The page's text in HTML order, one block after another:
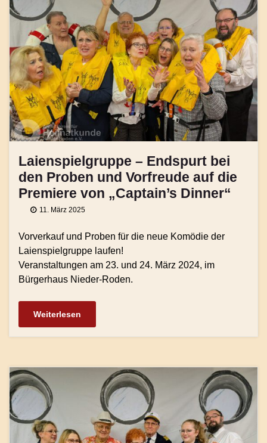
Laienspielgruppe – Endspurt bei
den Proben und Vorfreude auf die
Premiere von „Captain’s Dinner“
11. März 2025
Vorverkauf und Proben für die neue Komödie der
Laienspielgruppe laufen!
Veranstaltungen am 23. und 24. März 2024, im
Bürgerhaus Nieder-Roden.
Weiterlesen